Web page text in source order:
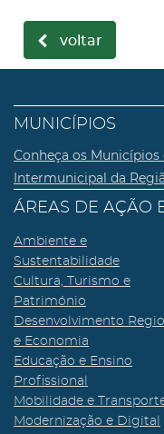
voltar
MUNICÍPIOS
Conheça os
Intermunicipal da
ÁREAS DE AÇÃO
Ambiente e
Sustentabilidade
Cultura, Turismo e
Património
Desenvolvimento
e Economia
Educação e Ensino
Profissional
Mobilidade e
Modernização e Digital